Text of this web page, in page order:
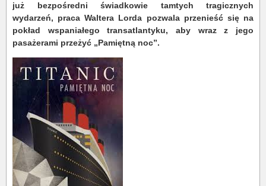
już bezpośredni świadkowie tamtych tragicznych
wydarzeń, praca Waltera Lorda pozwala przenieść się na
pokład wspaniałego transatlantyku, aby wraz z jego
pasażerami przeżyć „Pamiętną noc”.